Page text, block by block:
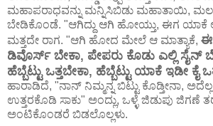
ಮಹಾಪರಾಧವನ್ನು ಮನ್ನಿಸಿಬಿಡು ಮಹಾತಾಯಿ,
ಬೇಡಿಕೊಂಡೆ. "ಆಗಿದ್ದು ಆಗಿ ಹೋಯ್ತು, ಈಗ ಯಾಕೆ
ಮತ್ತದೇ ರಾಗ. "ಆಗಿ ಹೋದ ಮೇಲೆ ಆ ಮಾತ್ಯಾಕೆ,
ಡಿವೊರ್ಸ್ ಬೇಕಾ, ಪೇಪರು ಕೊಡು ಎಲ್ಲಿ ಸೈನ್
ಹೆಬ್ಬೆಟ್ಟು ಒತ್ತಬೇಕಾ, ಹೆಬ್ಬೆಟ್ಟು ಯಾಕೆ ಇಡೀ ಕೈ
ಹಾರಾಡಿದೆ, "ನಾನ್ ನಿಮ್ಮನ್ನ ಬಿಟ್ಟು ಕೊಡ್ತೀನಾ,
ಉತ್ತರಕೊಡಿ ಸಾಕು" ಅಂದ್ಲು, ಒಳ್ಳೆ ಜಿಡುಪು ಜಿಗಣೆ
ಅಂಟಿಕೊಂಡರೆ ಬಿಡಲೊಲ್ಲಳು.